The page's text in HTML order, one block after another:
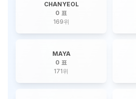
CHANYEOL
0 표
169위
MAYA
0 표
171위